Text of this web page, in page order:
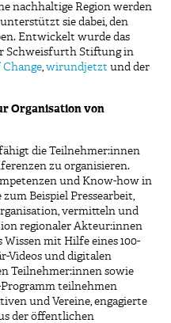
nachhaltige Region werden
sie dabei, den
Entwickelt wurde das
Schweisfurth Stiftung in
Change wirundjetzt und der
Organisation von
die Teilnehmer:innen
zu organisieren.
und Know-how in
Beispiel Pressearbeit,
vermitteln und
regionaler Akteur:innen
mit Hilfe eines 100-
Videos und digitalen
Teilnehmer:innen sowie
teilnehmen
und Vereine, engagierte
der öffentlichen